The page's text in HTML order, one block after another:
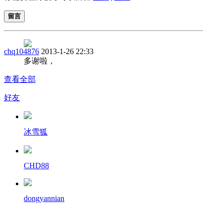
留言
chq104876 2013-1-26 22:33
多谢啦，
查看全部
好友
冰雪狐
CHD88
dongyannian